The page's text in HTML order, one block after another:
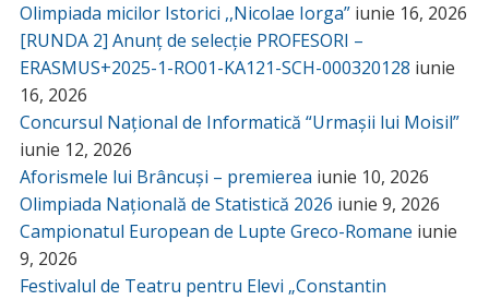
Olimpiada micilor Istorici ,,Nicolae Iorga” iunie 16, 2026
[RUNDA 2] Anunț de selecție PROFESORI –
ERASMUS+2025-1-RO01-KA121-SCH-000320128 iunie
16, 2026
Concursul Național de Informatică “Urmașii lui Moisil”
iunie 12, 2026
Aforismele lui Brâncuși – premierea iunie 10, 2026
Olimpiada Națională de Statistică 2026 iunie 9, 2026
Campionatul European de Lupte Greco-Romane iunie
9, 2026
Festivalul de Teatru pentru Elevi „Constantin